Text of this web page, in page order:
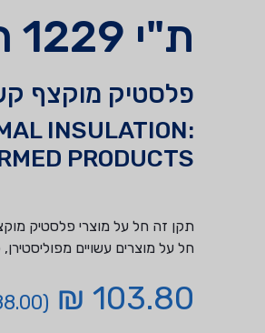
ת"י 1229 חלק 2
פלסטיק מוקצף
INSULATION:
PRODUCTS
תקן זה חל על מוצרי פלסטיק
חל על מוצרים עשויים
103.80 ₪ (88.00 ₪ ללא מע"מ)